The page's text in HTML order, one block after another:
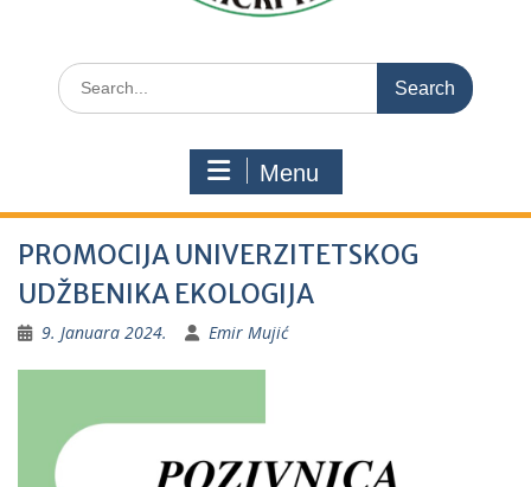
Search
for:
Menu
PROMOCIJA UNIVERZITETSKOG
UDŽBENIKA EKOLOGIJA
9. Januara 2024. Emir Mujić